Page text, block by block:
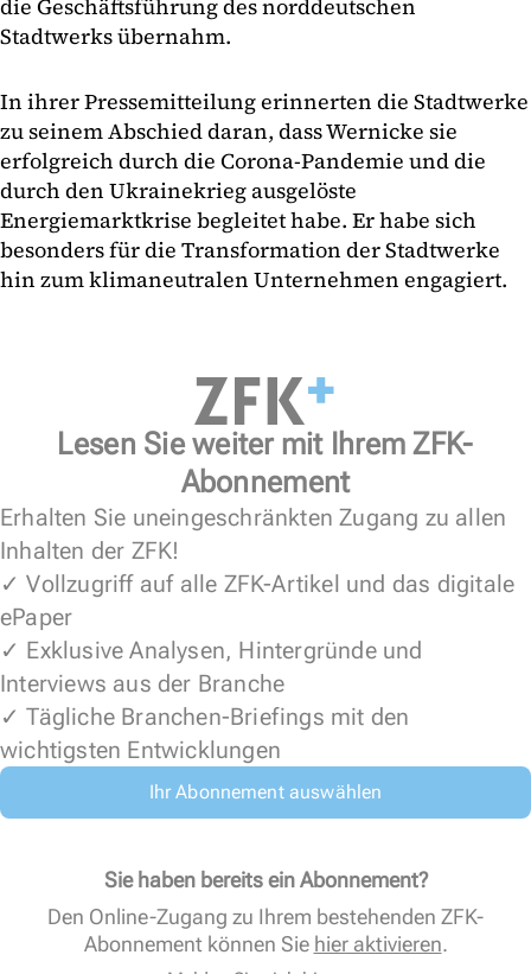
die Geschäftsführung des norddeutschen
Stadtwerks übernahm.
In ihrer Pressemitteilung erinnerten die Stadtwerke
zu seinem Abschied daran, dass Wernicke sie
erfolgreich durch die Corona-Pandemie und die
durch den Ukrainekrieg ausgelöste
Energiemarktkrise begleitet habe. Er habe sich
besonders für die Transformation der Stadtwerke
hin zum klimaneutralen Unternehmen engagiert.
Lesen Sie weiter mit Ihrem ZFK-
Abonnement
Erhalten Sie uneingeschränkten Zugang zu allen
Inhalten der ZFK!
✓ Vollzugriff auf alle ZFK-Artikel und das digitale
ePaper
✓ Exklusive Analysen, Hintergründe und
Interviews aus der Branche
✓ Tägliche Branchen-Briefings mit den
wichtigsten Entwicklungen
Ihr Abonnement auswählen
Sie haben bereits ein Abonnement?
Den Online-Zugang zu Ihrem bestehenden ZFK-
Abonnement können Sie hier aktivieren.